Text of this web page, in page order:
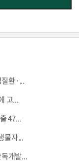
환·...
고...
47...
물자...
개발...